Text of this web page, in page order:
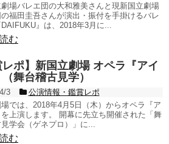
場バレエ団の大和雅美さんと現新国立劇場
福田圭吾さんが演出・振付を手掛けるバレ
』は、2018年3月に...
む
レポ】新国立劇場 オペラ『アイ
舞台稽古見学）
3
公演情報・鑑賞レポ
では、2018年4月5日（木）からオペラ『ア
上演します。 開幕に先立ち開催された「舞
学会（ゲネプロ）」に...
む